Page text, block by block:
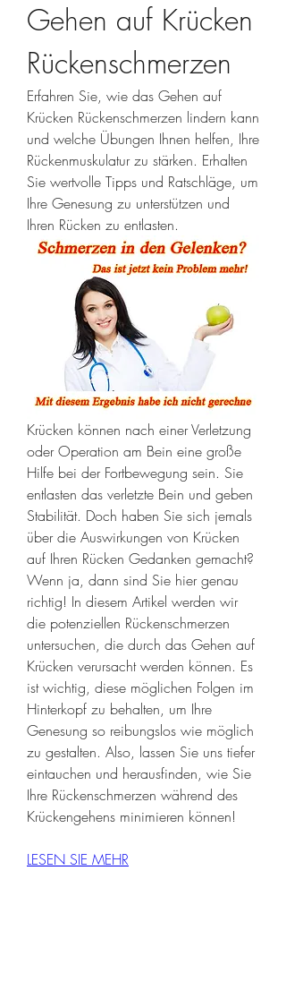
Gehen auf Krücken
Rückenschmerzen
Erfahren Sie, wie das Gehen auf
Krücken Rückenschmerzen lindern kann
und welche Übungen Ihnen helfen, Ihre
Rückenmuskulatur zu stärken. Erhalten
Sie wertvolle Tipps und Ratschläge, um
Ihre Genesung zu unterstützen und
Ihren Rücken zu entlasten.
Krücken können nach einer Verletzung
oder Operation am Bein eine große
Hilfe bei der Fortbewegung sein. Sie
entlasten das verletzte Bein und geben
Stabilität. Doch haben Sie sich jemals
über die Auswirkungen von Krücken
auf Ihren Rücken Gedanken gemacht?
Wenn ja, dann sind Sie hier genau
richtig! In diesem Artikel werden wir
die potenziellen Rückenschmerzen
untersuchen, die durch das Gehen auf
Krücken verursacht werden können. Es
ist wichtig, diese möglichen Folgen im
Hinterkopf zu behalten, um Ihre
Genesung so reibungslos wie möglich
zu gestalten. Also, lassen Sie uns tiefer
eintauchen und herausfinden, wie Sie
Ihre Rückenschmerzen während des
Krückengehens minimieren können!
LESEN SIE MEHR